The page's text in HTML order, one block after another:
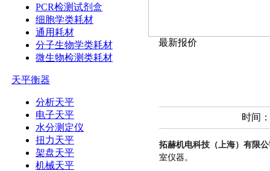
PCR检测试剂盒
细胞学类耗材
通用耗材
分子生物学类耗材
微生物检测类耗材
天平衡器
分析天平
电子天平
水分测定仪
扭力天平
架盘天平
机械天平
最新报价
时间
拓赫机电科技（上海）有限
室仪器。